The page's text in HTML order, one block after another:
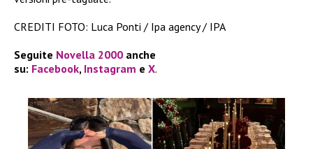
CREDITI FOTO: Luca Ponti / Ipa agency / IPA
Seguite Novella 2000 anche
su: Facebook, Instagram e X.